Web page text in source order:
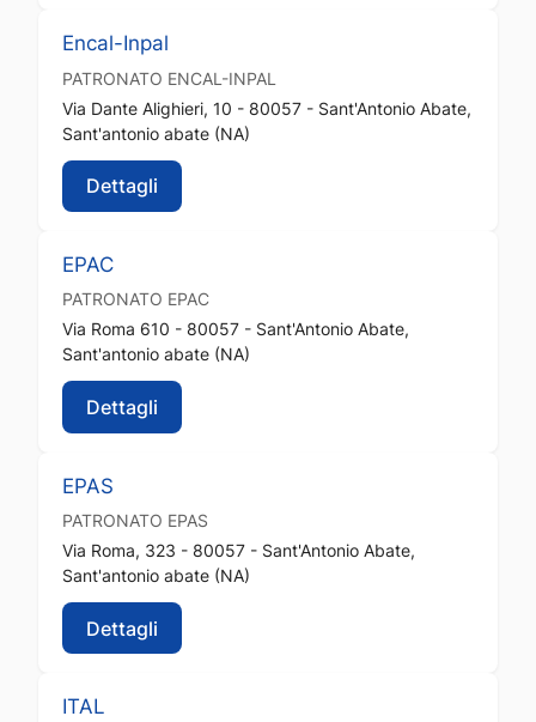
Encal-Inpal
PATRONATO ENCAL-INPAL
Via Dante Alighieri, 10 - 80057 - Sant'Antonio Abate,
Sant'antonio abate (NA)
Dettagli
EPAC
PATRONATO EPAC
Via Roma 610 - 80057 - Sant'Antonio Abate,
Sant'antonio abate (NA)
Dettagli
EPAS
PATRONATO EPAS
Via Roma, 323 - 80057 - Sant'Antonio Abate,
Sant'antonio abate (NA)
Dettagli
ITAL